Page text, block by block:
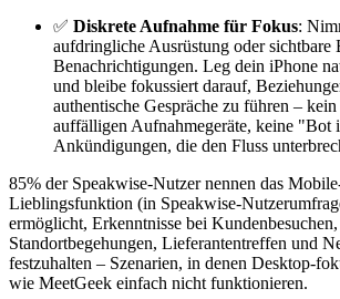
✅ Diskrete Aufnahme für Fokus:
aufdringliche Ausrüstung oder sichtbare
Benachrichtigungen. Leg dein iPhone
und bleibe fokussiert darauf,
authentische Gespräche zu führen –
auffälligen Aufnahmegeräte, keine "Bot
Ankündigungen, die den Fluss
85% der Speakwise-Nutzer nennen das
Lieblingsfunktion (in Speakwise-
ermöglicht, Erkenntnisse bei Kundenbesuchen,
Standortbegehungen, Lieferantentreffen und
festzuhalten – Szenarien, in denen Desktop-
wie MeetGeek einfach nicht funktionieren.